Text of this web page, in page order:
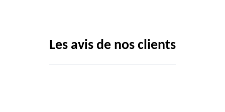
Les avis de nos clients